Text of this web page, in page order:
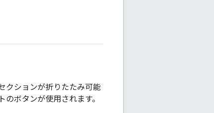
クションが折りたたみ可能
ボタンが使用されます。